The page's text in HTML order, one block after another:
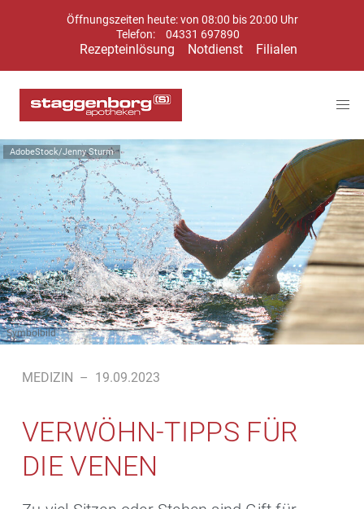
Öffnungszeiten heute: von 08:00 bis 20:00 Uhr
Telefon:
04331 697890
Rezepteinlösung Notdienst Filialen
AdobeStock/Jenny Sturm
Symbolbild
MEDIZIN – 19.09.2023
VERWÖHN-TIPPS FÜR
DIE VENEN